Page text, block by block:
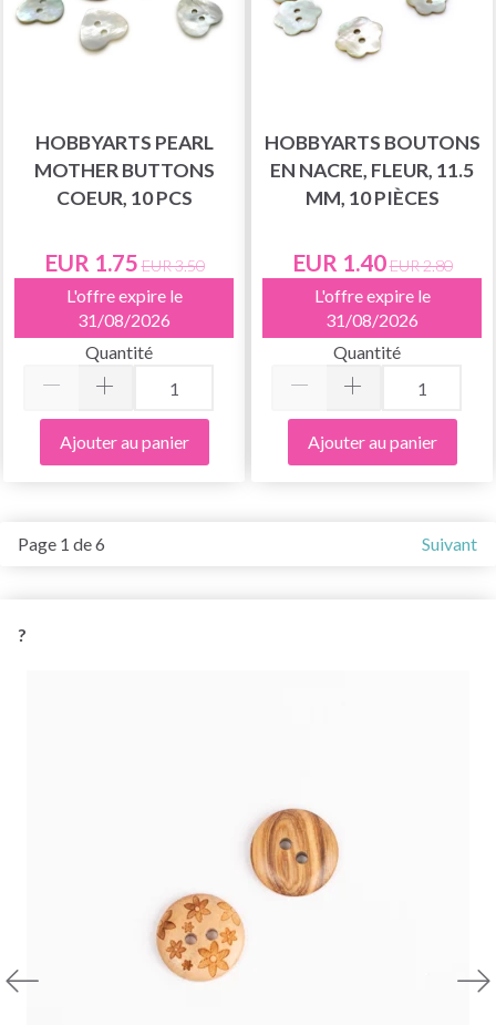
HOBBYARTS PEARL
MOTHER BUTTONS
COEUR, 10 PCS
EUR 1.75 EUR 3.50
L'offre expire le
31/08/2026
Quantité
Ajouter au panier
HOBBYARTS BOUTONS
EN NACRE, FLEUR, 11.5
MM, 10 PIÈCES
EUR 1.40EUR 2.80
L'offre expire le
31/08/2026
Quantité
Ajouter au panier
Page 1 de 6 Suivant
?